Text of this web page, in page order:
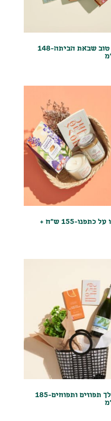
מארז כמה טוב שבאת הביתה-148
מארז סלינו על כתפנו-155 ש"ח +
מארז קחי לך תפוזים ותפוחים-185